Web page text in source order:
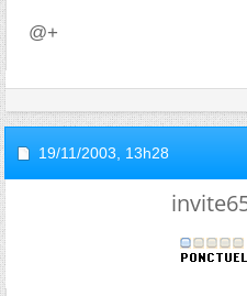
@+
19/11/2003, 13h28